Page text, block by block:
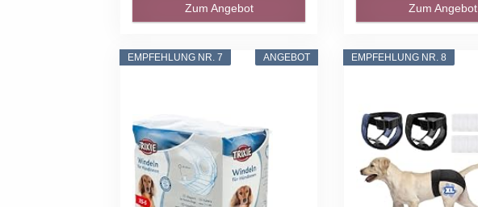
Zum Angebot Zum Angebot
ANGEBOT
EMPFEHLUNG NR. 7 EMPFEHLUNG NR. 8